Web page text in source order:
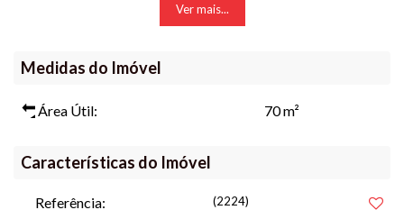
Onde a versatilidade do ambiente planejado insere você e sua
Localizado num dos balneários mais aconchegantes de nossa
distância!
aproveitar, em tempo integral, seus dias de verão! Calçadão
Ver mais...
Medidas do Imóvel
Área Útil: 70 m²
Características do Imóvel
Referência: (2224)